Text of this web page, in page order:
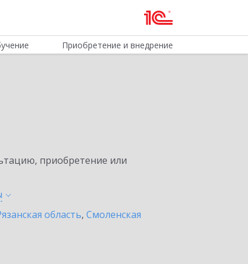
Приобретение и внедрение
приобретение или
область, Смоленская